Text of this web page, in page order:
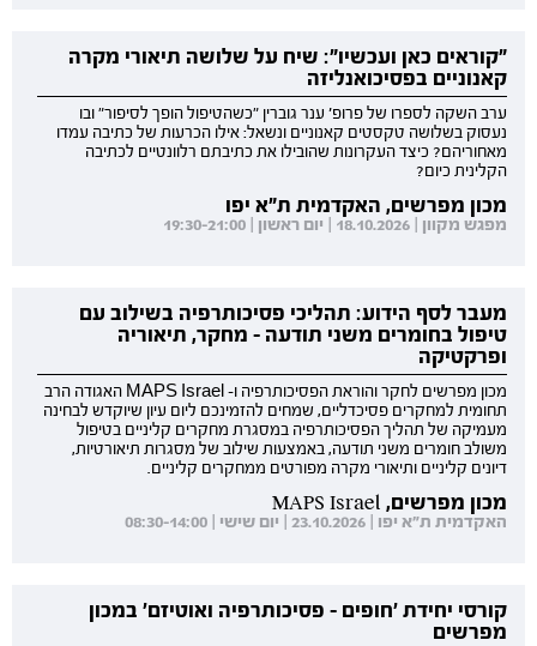
"קוראים כאן ועכשיו": שיח על שלושה תיאורי מקרה
קאנוניים בפסיכואנליזה
ערב השקה לספרו של פרופ' ענר גוברין "כשהטיפול הופך לסיפור" ובו
נעסוק בשלושה טקסטים קאנוניים ונשאל: אילו הכרעות של כתיבה עמדו
מאחוריהם? כיצד העקרונות שהובילו את כתיבתם רלוונטיים לכתיבה
הקלינית כיום?
מכון מפרשים, האקדמית ת"א יפו
מפגש מקוון | 18.10.2026 | יום ראשון | 19:30-21:00
מעבר לסף הידוע: תהליכי פסיכותרפיה בשילוב עם
טיפול בחומרים משני תודעה - מחקר, תיאוריה
ופרקטיקה
מכון מפרשים לחקר והוראת הפסיכותרפיה ו- MAPS Israel האגודה הרב
תחומית למחקרים פסיכדליים, שמחים להזמינכם ליום עיון שיוקדש לבחינה
מעמיקה של תהליך הפסיכותרפיה במסגרת מחקרים קליניים בטיפול
משולב חומרים משני תודעה, באמצעות שילוב של מסגרות תיאורטיות,
דיונים קליניים ותיאורי מקרה מפורטים ממחקרים קליניים.
מכון מפרשים, MAPS Israel
האקדמית ת"א יפו | 23.10.2026 | יום שישי | 08:30-14:00
קורסי יחידת 'חופים - פסיכותרפיה ואוטיזם' במכון
מפרשים